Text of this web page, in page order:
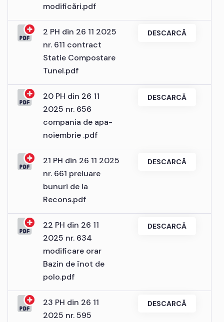
modificări.pdf
2 PH din 26 11 2025
nr. 611 contract
Statie Compostare
Tunel.pdf
DESCARCĂ
20 PH din 26 11
2025 nr. 656
compania de apa-
noiembrie .pdf
DESCARCĂ
21 PH din 26 11 2025
nr. 661 preluare
bunuri de la
Recons.pdf
DESCARCĂ
22 PH din 26 11
2025 nr. 634
modificare orar
Bazin de înot de
polo.pdf
DESCARCĂ
23 PH din 26 11
2025 nr. 595
DESCARCĂ